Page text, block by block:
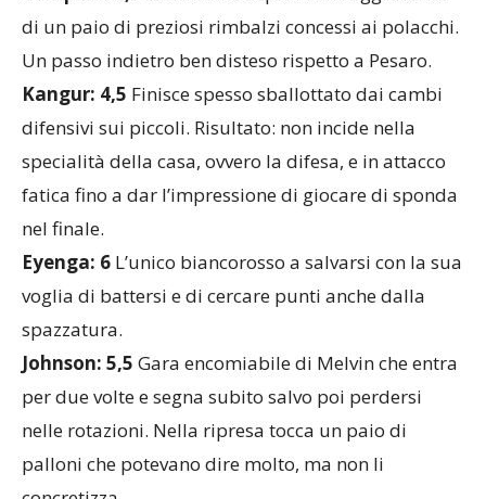
di un paio di preziosi rimbalzi concessi ai polacchi.
Un passo indietro ben disteso rispetto a Pesaro.
Kangur: 4,5 Finisce spesso sballottato dai cambi
difensivi sui piccoli. Risultato: non incide nella
specialità della casa, ovvero la difesa, e in attacco
fatica fino a dar l’impressione di giocare di sponda
nel finale.
Eyenga: 6 L’unico biancorosso a salvarsi con la sua
voglia di battersi e di cercare punti anche dalla
spazzatura.
Johnson: 5,5 Gara encomiabile di Melvin che entra
per due volte e segna subito salvo poi perdersi
nelle rotazioni. Nella ripresa tocca un paio di
palloni che potevano dire molto, ma non li